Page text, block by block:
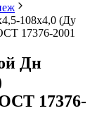
108х4,0 (Ду
17376-2001
Дн
17376-